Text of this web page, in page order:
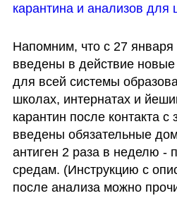
карантина и анализов для
Напомним, что с 27
введены в действие
для всей системы
школах, интернатах и
карантин после контакта
введены обязательные
антиген 2 раза в неделю -
средам. (Инструкцию с
после анализа можно